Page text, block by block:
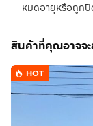
หมดอายุหรือถูกปิ
สินค้าที่คุณอาจจะ
HOT